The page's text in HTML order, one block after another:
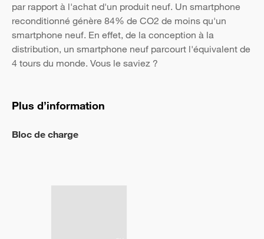
par rapport à l'achat d'un produit neuf. Un smartphone
reconditionné génère 84% de CO2 de moins qu'un
smartphone neuf. En effet, de la conception à la
distribution, un smartphone neuf parcourt l'équivalent de
4 tours du monde. Vous le saviez ?
Plus d’information
Bloc de charge